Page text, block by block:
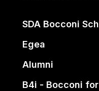
SDA Bocconi
Egea
Alumni
B4i - Bocconi